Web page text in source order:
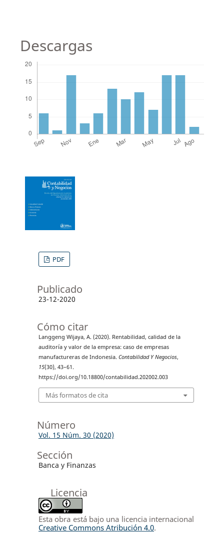
Descargas
PDF
Publicado
23-12-2020
Cómo citar
Langgeng Wijaya, A. (2020). Rentabilidad, calidad de la
auditoría y valor de la empresa: caso de empresas
manufactureras de Indonesia. Contabilidad Y Negocios,
15(30), 43–61.
https://doi.org/10.18800/contabilidad.202002.003
Más formatos de cita
Número
Vol. 15 Núm. 30 (2020)
Sección
Banca y Finanzas
Licencia
Esta obra está bajo una licencia internacional
Creative Commons Atribución 4.0.